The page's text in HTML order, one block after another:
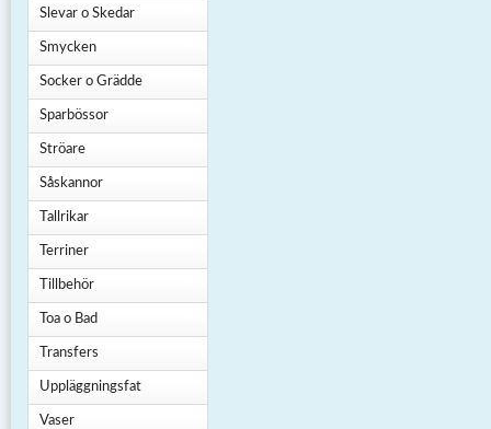
Slevar o Skedar
Smycken
Socker o Grädde
Sparbössor
Ströare
Såskannor
Tallrikar
Terriner
Tillbehör
Toa o Bad
Transfers
Uppläggningsfat
Vaser